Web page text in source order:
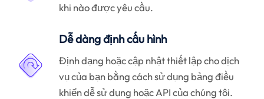
khi nào được yêu cầu.
Dễ dàng định cấu hình
Định dạng hoặc cập nhật thiết lập cho dịch
vụ của bạn bằng cách sử dụng bảng điều
khiển dễ sử dụng hoặc API của chúng tôi.